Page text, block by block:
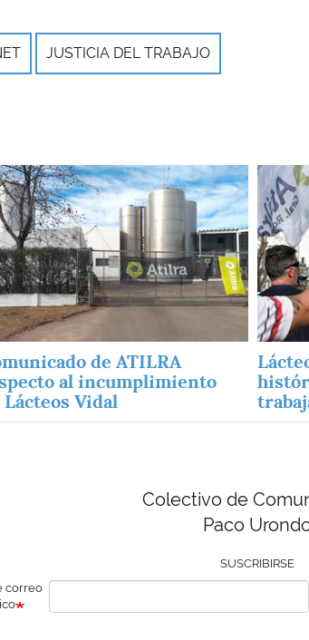
JUSTICIA DEL TRABAJO
de ATILRA
al incumplimiento
Lácteos Vidal
Imagen
Colectivo de
Paco
SUSCRIBIRSE
correo